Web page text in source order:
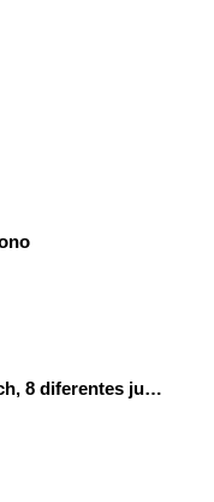
Programa con Scratch, 8 diferentes juegos para vivir la emoción de los partidos de España en el mundial 2026